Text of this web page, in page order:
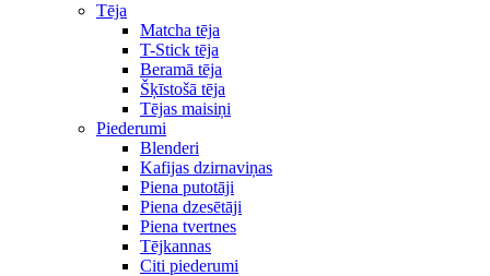
Tēja
Matcha tēja
T-Stick tēja
Beramā tēja
Šķīstošā tēja
Tējas maisiņi
Piederumi
Blenderi
Kafijas dzirnaviņas
Piena putotāji
Piena dzesētāji
Piena tvertnes
Tējkannas
Citi piederumi